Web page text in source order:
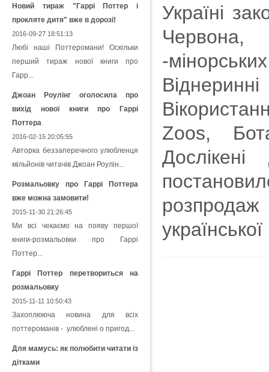
Україні
Червона,
-
Zoos,
Новий тираж "Гаррі Поттер і
прокляте дитя" вже в дорозі!
2016-09-27 18:51:13
Любі наші Поттеромани! Оскільки
перший тираж нової книги про
Гарр...
Джоан Роулінг оголосила про
вихід нової книги про Гаррі
Поттера
2016-02-15 20:05:55
Авторка беззаперечного улюбленця
мільйонів читачів Джоан Роулін...
Розмальовку про Гаррі Поттера
вже можна замовити!
2015-11-30 21:26:45
Ми всі чекаємо на появу першої
книги-розмальовки про Гаррі
Поттер...
Гаррі Поттер перетвориться на
розмальовку
2015-11-11 10:50:43
Захоплююча новина для всіх
поттероманів - улюблені о пригод...
Для мамусь: як полюбити читати із
дітками